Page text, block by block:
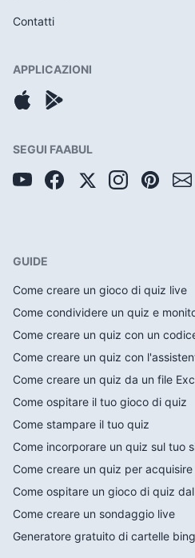
Contatti
APPLICAZIONI
SEGUI FAABUL
GUIDE
Come creare un gioco di quiz live
Come condividere un quiz e
Come creare un quiz con un
Come creare un quiz con
Come creare un quiz da un file
Come ospitare il tuo gioco di quiz
Come stampare il tuo quiz
Come incorporare un quiz sul tuo
Come creare un quiz per
Come ospitare un gioco di quiz
Come creare un sondaggio live
Generatore gratuito di cartelle